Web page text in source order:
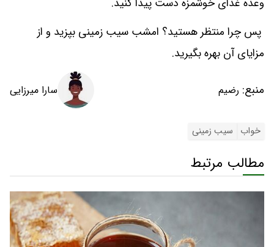
وعده غذای خوشمزه دست پیدا کنید.
پس چرا منتظر هستید؟ امشب سیب زمینی بپزید و از
مزایای آن بهره‌ بگیرید.
منبع: رضیم سارا میرزایی
خواب سیب زمینی
مطالب مرتبط